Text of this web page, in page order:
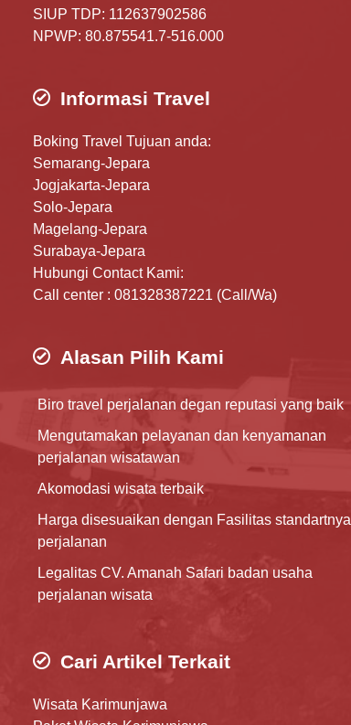
SIUP TDP: 112637902586
NPWP: 80.875541.7-516.000
Informasi Travel
Boking Travel Tujuan anda:
Semarang-Jepara
Jogjakarta-Jepara
Solo-Jepara
Magelang-Jepara
Surabaya-Jepara
Hubungi Contact Kami:
Call center : 081328387221 (Call/Wa)
Alasan Pilih Kami
Biro travel perjalanan degan reputasi yang baik
Mengutamakan pelayanan dan kenyamanan
perjalanan wisatawan
Akomodasi wisata terbaik
Harga disesuaikan dengan Fasilitas standartnya
perjalanan
Legalitas CV. Amanah Safari badan usaha
perjalanan wisata
Cari Artikel Terkait
Wisata Karimunjawa